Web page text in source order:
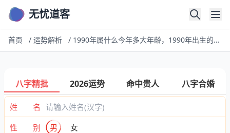
无忧道客
首页 / 运势解析 / 1990年属什么今年多大年龄，1990年出生的今年多大年龄？
八字精批 2026运势 命中贵人 八字合婚
姓 名
性 别
男
女